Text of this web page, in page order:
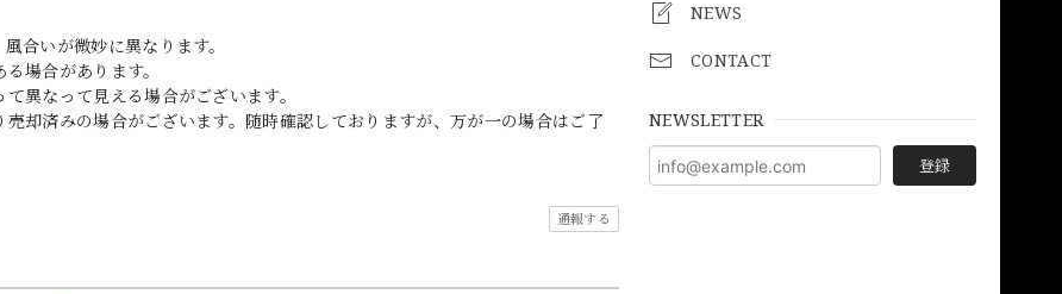
NEWS
CONTACT
NEWSLETTER
登録
合いが微妙に異なります。
場合があります。
異なって見える場合がございます。
却済みの場合がございます。随時確認しておりますが、万が一の場合はご了
通報する